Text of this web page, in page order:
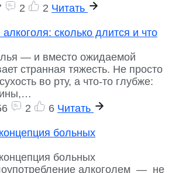
2 2 Читать
сколько длится и что
— и вместо ожидаемой
странная тяжесть. Не просто
во рту, а что-то глубже:
2 6 Читать
больных
больных
алкоголем — не